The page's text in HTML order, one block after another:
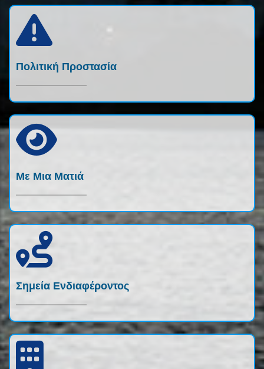
Πολιτική Προστασία
Με Μια Ματιά
Σημεία Ενδιαφέροντος